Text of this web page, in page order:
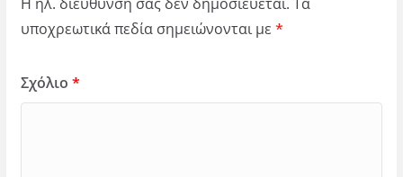
Η ηλ. διεύθυνση σας δεν δημοσιεύεται. Τα
υποχρεωτικά πεδία σημειώνονται με *
Σχόλιο *